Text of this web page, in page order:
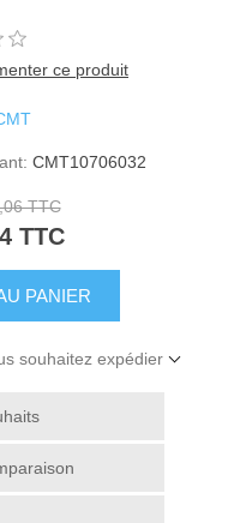
ce produit
CMT10706032
TTC
TTC
souhaitez expédier